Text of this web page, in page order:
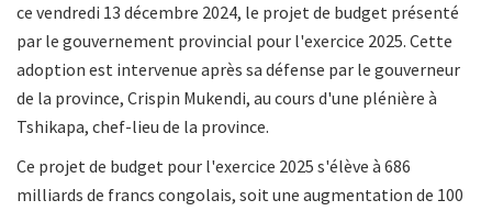
ce vendredi 13 décembre 2024, le projet de budget présenté
par le gouvernement provincial pour l'exercice 2025. Cette
adoption est intervenue après sa défense par le gouverneur
de la province, Crispin Mukendi, au cours d'une plénière à
Tshikapa, chef-lieu de la province.
Ce projet de budget pour l'exercice 2025 s'élève à 686
milliards de francs congolais, soit une augmentation de 100